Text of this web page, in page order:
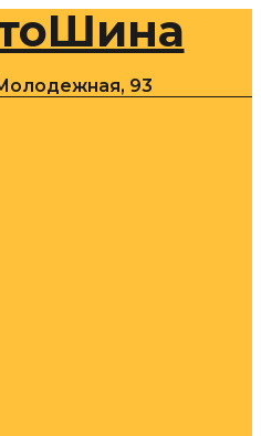
93